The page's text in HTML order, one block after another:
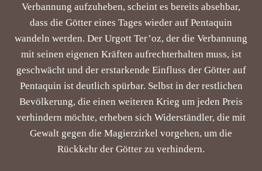
Verbannung aufzuheben, scheint es bereits absehbar,
dass die Götter eines Tages wieder auf Pentaquin
wandeln werden. Der Urgott Ter’oz, der die Verbannung
mit seinen eigenen Kräften aufrechterhalten muss, ist
geschwächt und der erstarkende Einfluss der Götter auf
Pentaquin ist deutlich spürbar. Selbst in der restlichen
Bevölkerung, die einen weiteren Krieg um jeden Preis
verhindern möchte, erheben sich Widerständler, die mit
Gewalt gegen die Magierzirkel vorgehen, um die
Rückkehr der Götter zu verhindern.